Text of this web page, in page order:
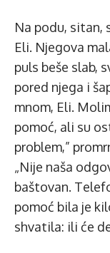
Na podu, sitan,
Eli. Njegova
puls beše slab,
pored njega i
mnom, Eli.
pomoć, ali su
problem,”
„Nije naša
baštovan.
pomoć bila je
shvatila: ili će